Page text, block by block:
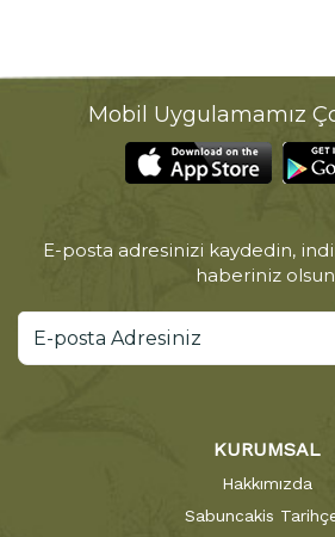
Mobil Uygulamamız
E-posta adresinizi kaydedin,
haberiniz
KURUMSAL
Hakkımızda
Sabuncakis